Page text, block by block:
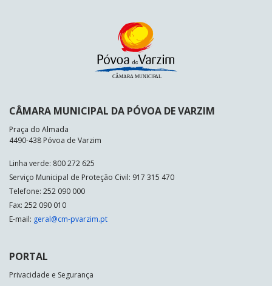
CÂMARA MUNICIPAL DA PÓVOA DE VARZIM
Praça do Almada
4490-438 Póvoa de Varzim
Linha verde: 800 272 625
Serviço Municipal de Proteção Civil: 917 315 470
Telefone: 252 090 000
Fax: 252 090 010
E-mail: geral@cm-pvarzim.pt
PORTAL
Privacidade e Segurança